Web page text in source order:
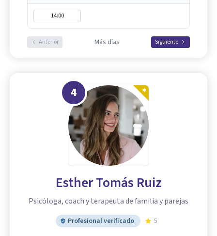
14:00
Anterior Más días Siguiente
4
Esther Tomás Ruiz
Psicóloga, coach y terapeuta de familia y parejas
Profesional verificado 5